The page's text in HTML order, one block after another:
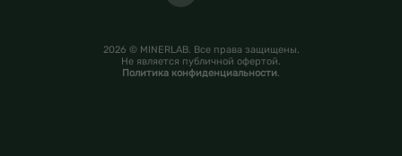
2026 © MINERLAB. Все права защищены.
Не является публичной офертой.
Политика конфиденциальности.